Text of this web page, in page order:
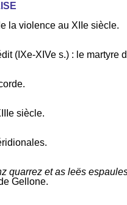
la violence au XIIe siècle.
(IXe-XIVe s.) : le martyre
siècle.
quarrez et as leës
Gellone.